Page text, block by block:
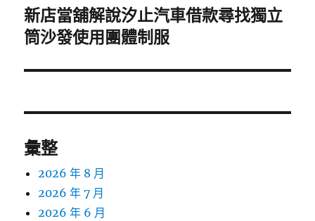
下
一
文
新店當舖解說汐止汽車借款尋找獨立
筒沙發使用團體制服
彙整
2026 年 8 月
2026 年 7 月
2026 年 6 月